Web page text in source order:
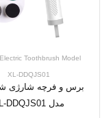
Toothbrush Model
XL-DDQJS01
برس و فرچه شارژی
مدل XL-DDQJS01